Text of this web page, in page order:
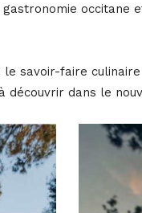
occitane
savoir-faire
dans le